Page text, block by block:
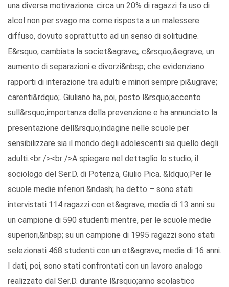
una diversa motivazione: circa un 20% di ragazzi fa uso di
alcol non per svago ma come risposta a un malessere
diffuso, dovuto soprattutto ad un senso di solitudine.
E&rsquo; cambiata la societ&agrave;, c&rsquo;&egrave; un
aumento di separazioni e divorzi&nbsp; che evidenziano
rapporti di interazione tra adulti e minori sempre pi&ugrave;
carenti&rdquo;. Giuliano ha, poi, posto l&rsquo;accento
sull&rsquo;importanza della prevenzione e ha annunciato la
presentazione dell&rsquo;indagine nelle scuole per
sensibilizzare sia il mondo degli adolescenti sia quello degli
adulti.<br /><br />A spiegare nel dettaglio lo studio, il
sociologo del Ser.D. di Potenza, Giulio Pica. &ldquo;Per le
scuole medie inferiori &ndash; ha detto – sono stati
intervistati 114 ragazzi con et&agrave; media di 13 anni su
un campione di 590 studenti mentre, per le scuole medie
superiori,&nbsp; su un campione di 1995 ragazzi sono stati
selezionati 468 studenti con un et&agrave; media di 16 anni.
I dati, poi, sono stati confrontati con un lavoro analogo
realizzato dal Ser.D. durante l&rsquo;anno scolastico